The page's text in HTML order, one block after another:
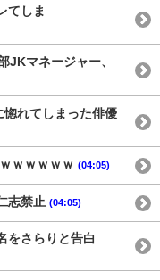
てしま
JKマネージャー、
惚れてしまった俳優
ｗｗｗｗｗ (04:05)
志禁止 (04:05)
をさらりと告白